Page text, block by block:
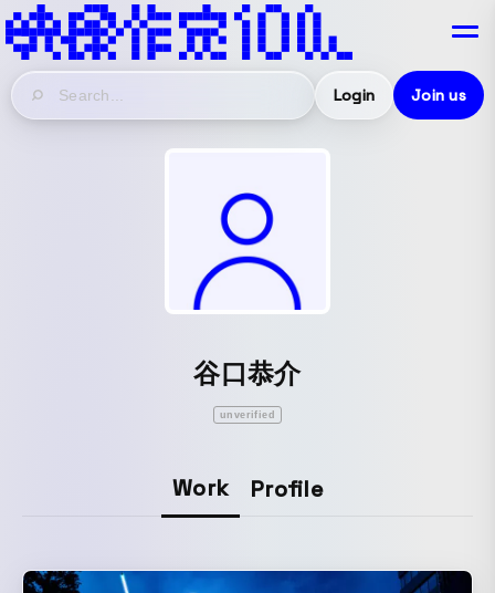
Login Join us
谷口恭介
unverified
Work Profile